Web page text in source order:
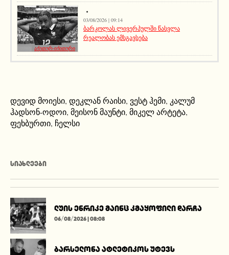
აქეთურ-იქითური
03/08/2026 | 09:14
ბარკოლას ლივერპულში წასვლა
რეალობას ემსგავსება
დევიდ მოიესი, დეკლან რაისი, ვესტ ჰემი, კალუმ
ჰადსონ-ოდოი, მეისონ მაუნტი, მიკელ არტეტა,
ფეხბურთი, ჩელსი
ᲡᲘᲐᲮᲚᲔᲔᲑᲘ
ლუის ენრიკე მაინც კმაყოფილი დარჩა
06/08/2026 | 08:08
ბარსელონა ატლეტიკოს უტევს